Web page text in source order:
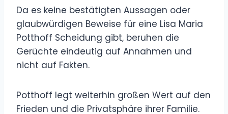
Da es keine bestätigten Aussagen oder
glaubwürdigen Beweise für eine Lisa Maria
Potthoff Scheidung gibt, beruhen die
Gerüchte eindeutig auf Annahmen und
nicht auf Fakten.
Potthoff legt weiterhin großen Wert auf den
Frieden und die Privatsphäre ihrer Familie.